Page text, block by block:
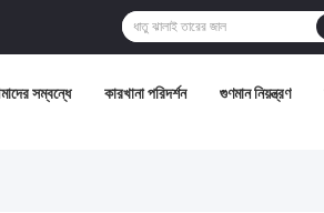
সম্বন্ধে কারখানা পরিদর্শন গুণমান নিয়ন্ত্রণ